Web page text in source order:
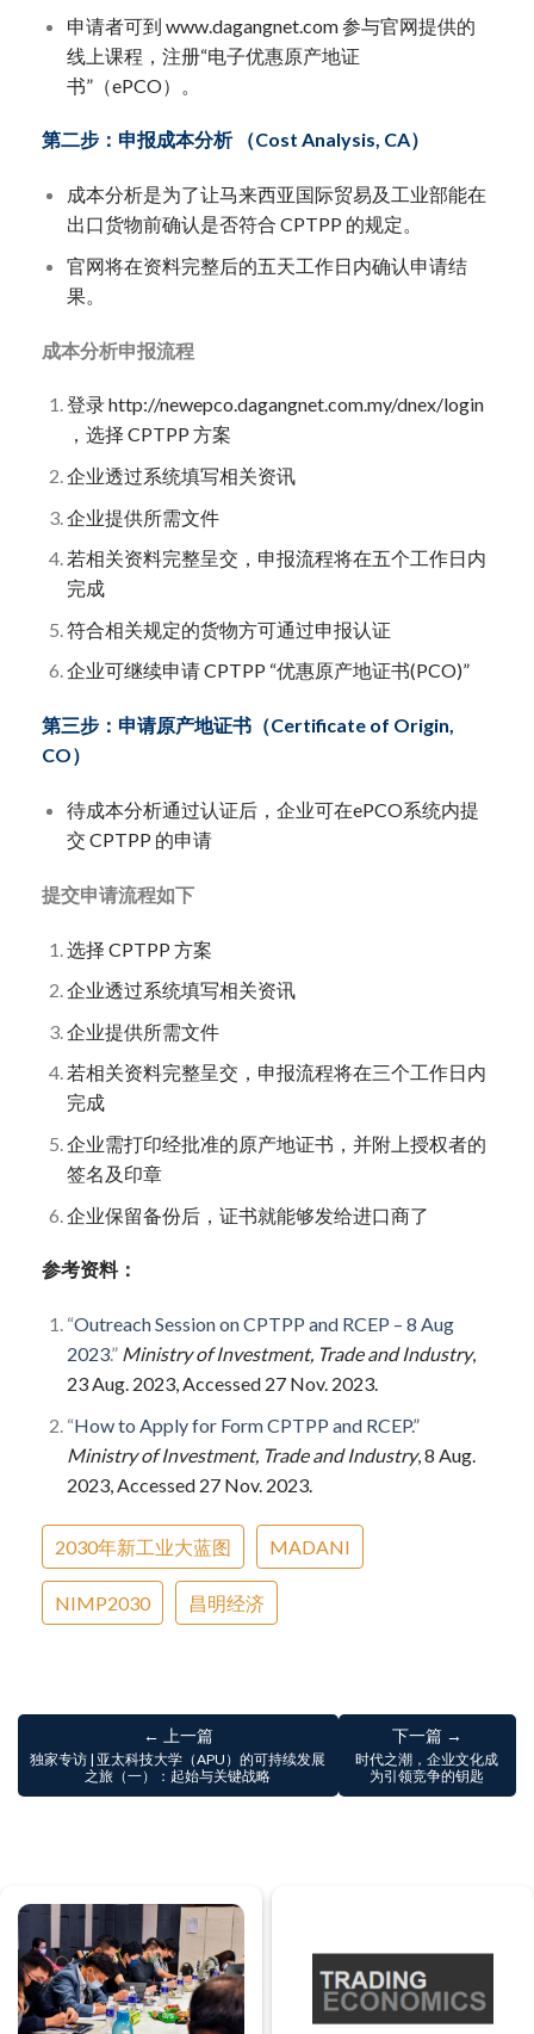
申请者可到 www.dagangnet.com 参与官网提供的
线上课程，注册“电子优惠原产地证
书”（ePCO）。
第二步：申报成本分析 （Cost Analysis, CA）
成本分析是为了让马来西亚国际贸易及工业部能在
出口货物前确认是否符合 CPTPP 的规定。
官网将在资料完整后的五天工作日内确认申请结
果。
成本分析申报流程
登录 http://newepco.dagangnet.com.my/dnex/login
，选择 CPTPP 方案
企业透过系统填写相关资讯
企业提供所需文件
若相关资料完整呈交，申报流程将在五个工作日内
完成
符合相关规定的货物方可通过申报认证
企业可继续申请 CPTPP “优惠原产地证书(PCO)”
第三步：申请原产地证书（Certificate of Origin,
CO）
待成本分析通过认证后，企业可在ePCO系统内提
交 CPTPP 的申请
提交申请流程如下
选择 CPTPP 方案
企业透过系统填写相关资讯
企业提供所需文件
若相关资料完整呈交，申报流程将在三个工作日内
完成
企业需打印经批准的原产地证书，并附上授权者的
签名及印章
企业保留备份后，证书就能够发给进口商了
参考资料：
“Outreach Session on CPTPP and RCEP – 8 Aug
2023.” Ministry of Investment, Trade and Industry,
23 Aug. 2023, Accessed 27 Nov. 2023.
“How to Apply for Form CPTPP and RCEP.”
Ministry of Investment, Trade and Industry, 8 Aug.
2023, Accessed 27 Nov. 2023.
2030年新工业大蓝图 MADANI
NIMP2030 昌明经济
← 上一篇
独家专访 | 亚太科技大学（APU）的可持续发展
之旅（一）：起始与关键战略
下一篇 →
时代之潮，企业文化成
为引领竞争的钥匙